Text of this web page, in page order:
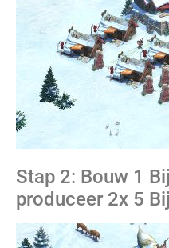
Stap 2: Bouw 1
produceer 2x 5